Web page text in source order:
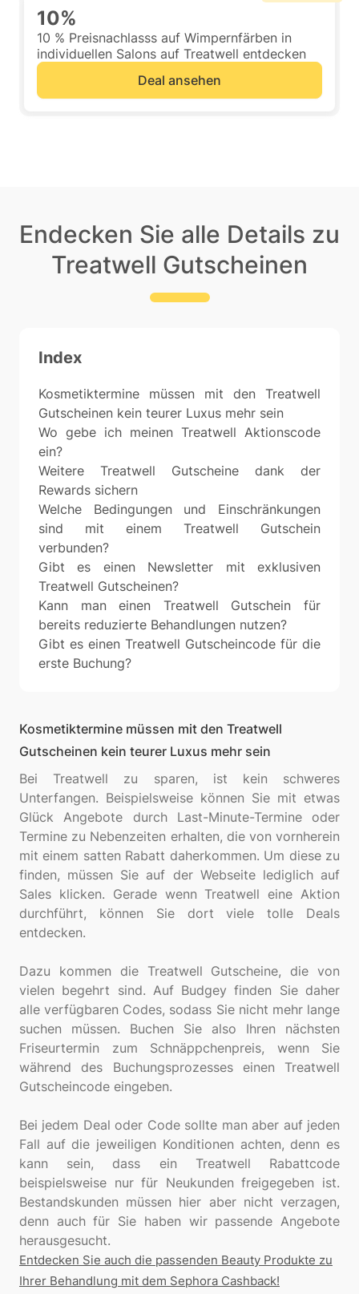
10%
10 % Preisnachlasss auf Wimpernfärben in
individuellen Salons auf Treatwell entdecken
Deal ansehen
Endecken Sie alle Details zu
Treatwell Gutscheinen
Index
Kosmetiktermine müssen mit den Treatwell
Gutscheinen kein teurer Luxus mehr sein
Wo gebe ich meinen Treatwell Aktionscode
ein?
Weitere Treatwell Gutscheine dank der
Rewards sichern
Welche Bedingungen und Einschränkungen
sind mit einem Treatwell Gutschein
verbunden?
Gibt es einen Newsletter mit exklusiven
Treatwell Gutscheinen?
Kann man einen Treatwell Gutschein für
bereits reduzierte Behandlungen nutzen?
Gibt es einen Treatwell Gutscheincode für die
erste Buchung?
Kosmetiktermine müssen mit den Treatwell
Gutscheinen kein teurer Luxus mehr sein
Bei Treatwell zu sparen, ist kein schweres
Unterfangen. Beispielsweise können Sie mit etwas
Glück Angebote durch Last-Minute-Termine oder
Termine zu Nebenzeiten erhalten, die von vornherein
mit einem satten Rabatt daherkommen. Um diese zu
finden, müssen Sie auf der Webseite lediglich auf
Sales klicken. Gerade wenn Treatwell eine Aktion
durchführt, können Sie dort viele tolle Deals
entdecken.
Dazu kommen die Treatwell Gutscheine, die von
vielen begehrt sind. Auf Budgey finden Sie daher
alle verfügbaren Codes, sodass Sie nicht mehr lange
suchen müssen. Buchen Sie also Ihren nächsten
Friseurtermin zum Schnäppchenpreis, wenn Sie
während des Buchungsprozesses einen Treatwell
Gutscheincode eingeben.
Bei jedem Deal oder Code sollte man aber auf jeden
Fall auf die jeweiligen Konditionen achten, denn es
kann sein, dass ein Treatwell Rabattcode
beispielsweise nur für Neukunden freigegeben ist.
Bestandskunden müssen hier aber nicht verzagen,
denn auch für Sie haben wir passende Angebote
Entdecken Sie auch die passenden Beauty Produkte zu
Ihrer Behandlung mit dem Sephora Cashback!